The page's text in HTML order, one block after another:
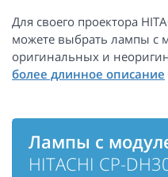
Для своего проектора
можете выбрать лампы с
оригинальных и
Лампы с
HITACHI CP-